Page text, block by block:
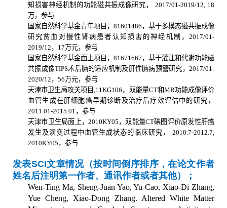
知损害神经机制的功能磁共振成像研究，2017/01-2019/12, 18
万，参与
国家自然科学基金青年项目， 81601486 ，基于多模态磁共振成像
研究贫血对慢性肾病患者认知损害的神经机制， 2017/01-
2019/12 ， 17万元，参与
国家自然科学基金面上项目， 81671667 ，基于灌注和代谢功能磁
共振成像TIPS术后脑的适应机制及肝性脑病预警研究，2017/01-
2020/12 ， 56万元，参与
天津市卫生局攻关项目 ,11KG106 ，双能量CT和MR功能成像评价
血管生成在肝细胞癌早期诊断及治疗后疗效评估中的研究，
2011.01-2015.01 ，参与
天津市卫生局面上， 2010KY05 ，双能量CT碘图评价原发性肝癌
发生及演变过程中血管生成状态的临床研究， 2010.7-2012.7,
2010KY05 ，参与
发表SCI文章情况（按时间倒序排序，在论文作者
姓名后注明第一作者、通讯作者或者其他）；
Wen-Ting Ma, Sheng-Juan Yao, Yu Cao, Xiao-Di Zhang,
Yue Cheng, Xiao-Dong Zhang. Altered White Matter